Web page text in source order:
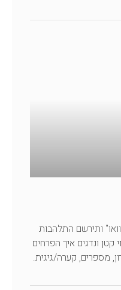
ותירשם התלהבות
קטן ונדגים איך הפרחים
מספרים, קערה/גיגית.